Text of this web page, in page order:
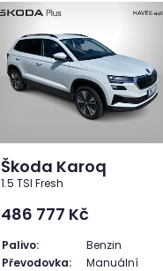
Škoda Karoq
1.5 TSI Fresh
486 777 Kč
Palivo:
Benzin
Převodovka:
Manuální